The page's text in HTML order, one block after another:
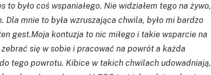
to było coś wspaniałego. Nie widziałem tego na żywo,
mnie to była wzruszająca chwila, było mi bardzo
gest.Moja kontuzja to nic miłego i takie wsparcie na
się w sobie i pracować na powrót a każda
tego powrotu. Kibice w takich chwilach udowadniają,